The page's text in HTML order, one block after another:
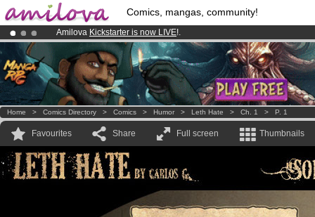
Comics, mangas, community!
Amilova Kickstarter is now LIVE!.
Already 134393membersand 1208comics & mangas!.
Premium membership from3.95 euros per month !Get membership
Home > Comics Directory > Comics > Humor > Leth Hate > Ch. 1 > P. 1
Favourites Share Full screen Thumbnails